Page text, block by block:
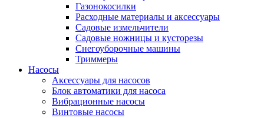
Газонокосилки
Расходные материалы и аксессуары
Садовые измельчители
Садовые ножницы и кусторезы
Снегоуборочные машины
Триммеры
Насосы
Аксессуары для насосов
Блок автоматики для насоса
Вибрационные насосы
Винтовые насосы